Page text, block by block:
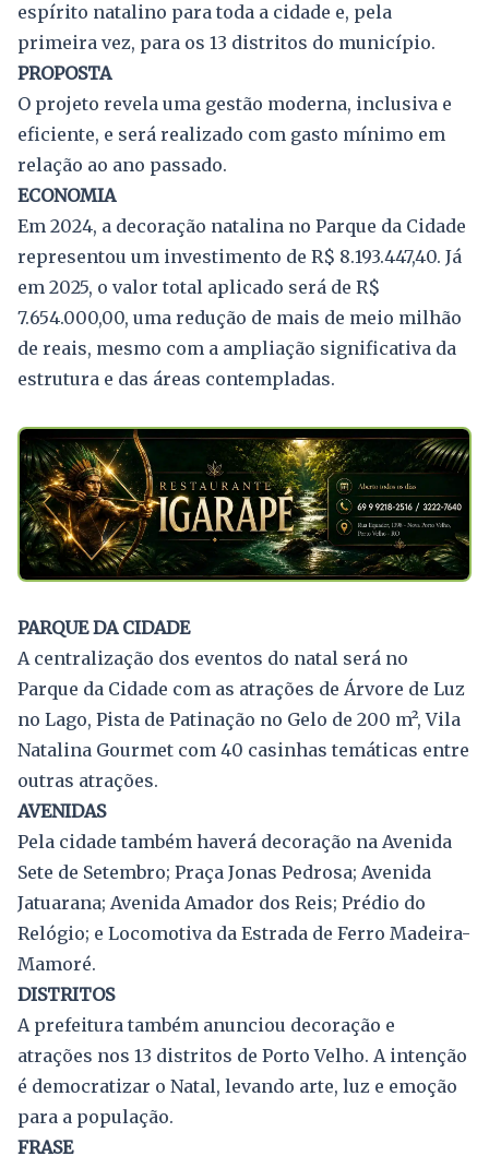
espírito natalino para toda a cidade e, pela
primeira vez, para os 13 distritos do município.
PROPOSTA
O projeto revela uma gestão moderna, inclusiva e
eficiente, e será realizado com gasto mínimo em
relação ao ano passado.
ECONOMIA
Em 2024, a decoração natalina no Parque da Cidade
representou um investimento de R$ 8.193.447,40. Já
em 2025, o valor total aplicado será de R$
7.654.000,00, uma redução de mais de meio milhão
de reais, mesmo com a ampliação significativa da
estrutura e das áreas contempladas.
PARQUE DA CIDADE
A centralização dos eventos do natal será no
Parque da Cidade com as atrações de Árvore de Luz
no Lago, Pista de Patinação no Gelo de 200 m², Vila
Natalina Gourmet com 40 casinhas temáticas entre
outras atrações.
AVENIDAS
Pela cidade também haverá decoração na Avenida
Sete de Setembro; Praça Jonas Pedrosa; Avenida
Jatuarana; Avenida Amador dos Reis; Prédio do
Relógio; e Locomotiva da Estrada de Ferro Madeira-
Mamoré.
DISTRITOS
A prefeitura também anunciou decoração e
atrações nos 13 distritos de Porto Velho. A intenção
é democratizar o Natal, levando arte, luz e emoção
para a população.
FRASE